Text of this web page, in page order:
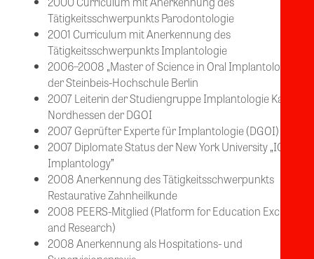
Tätigkeitsschwerpunkts Parodontologie
2001 Curriculum mit Anerkennung des
Tätigkeitsschwerpunkts Implantologie
2006–2008 „Master of Science in Oral Implantology“ an
der Steinbeis-Hochschule Berlin
2007 Leiterin der Studiengruppe Implantologie Kassel &
Nordhessen der DGOI
2007 Geprüfter Experte für Implantologie (DGOI)
2007 Diplomate Status der New York University „ICOI
Implantology”
2008 Anerkennung des Tätigkeitsschwerpunkts
Restaurative Zahnheilkunde
2008 PEERS-Mitglied (Platform for Education Exchange
and Research)
2008 Anerkennung als Hospitations- und